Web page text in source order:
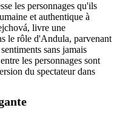
les personnages qu'ils
et authentique à
livre une
le rôle d'Andula, parvenant
sans jamais
les personnages sont
du spectateur dans